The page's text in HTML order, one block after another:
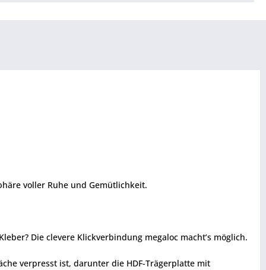
voller Ruhe und Gemütlichkeit.
Die clevere Klickverbindung megaloc macht’s möglich.
verpresst ist, darunter die HDF-Trägerplatte mit